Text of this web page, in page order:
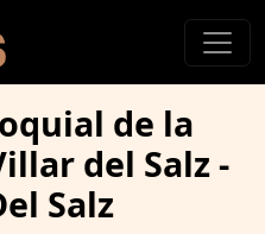
de la
del Salz -
Salz